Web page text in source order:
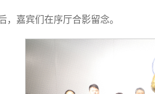
，嘉宾们在序厅合影留念。